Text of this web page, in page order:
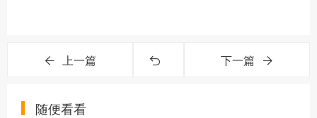
上一篇 下一篇
随便看看